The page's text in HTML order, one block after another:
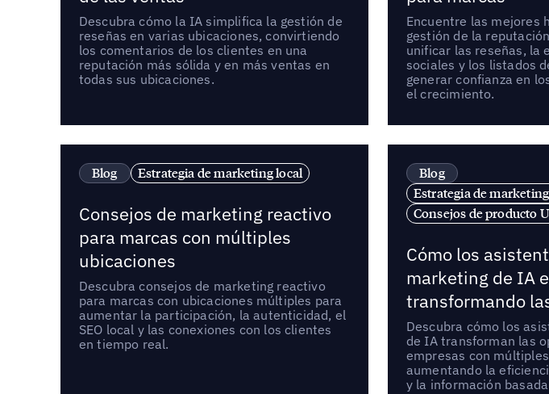
Descubra cómo la IA simplifica la gestión de
reseñas en varias ubicaciones, convirtiendo
los comentarios de los clientes en una
reputación más sólida y en más ventas en
todas sus ubicaciones.
Encuentre las mejores
gestión de la
unificar las reseñas, la
sociales y los listados
generar confianza en
el crecimiento.
Blog Estrategia de marketing local
Consejos de marketing reactivo
para marcas con múltiples
ubicaciones
Descubra consejos de marketing reactivo
para marcas con ubicaciones múltiples para
aumentar la participación, la autenticidad, el
SEO local y las conexiones con los clientes
en tiempo real.
Blog
Estrategia de
Consejos de producto
Cómo los
marketing de IA
transformando
Descubra cómo los
de IA transforman las
empresas con
aumentando la
y la información